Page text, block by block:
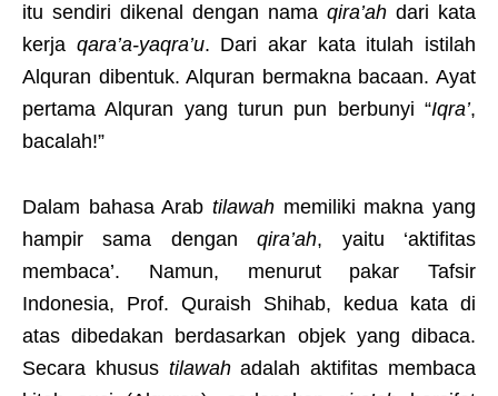
itu sendiri dikenal dengan nama qira’ah dari kata
kerja qara’a-yaqra’u. Dari akar kata itulah istilah
Alquran dibentuk. Alquran bermakna bacaan. Ayat
pertama Alquran yang turun pun berbunyi “Iqra’,
bacalah!”
Dalam bahasa Arab tilawah memiliki makna yang
hampir sama denganqira’ah, yaitu ‘aktifitas
membaca’. Namun, menurut pakar Tafsir
Indonesia, Prof. Quraish Shihab, kedua kata di
atas dibedakan berdasarkan objek yang dibaca.
Secara khusus tilawahadalah aktifitas membaca